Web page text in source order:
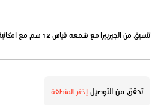
تنسيق من الجيربيرا مع شمعه قياس 12 سم مع امكانية اختيار الاسم.
تحقق من التوصيلإختر المنطقة